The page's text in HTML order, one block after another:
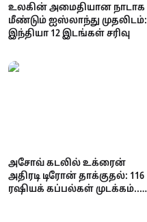
உலகின் அமைதியான நாடாக
மீண்டும் ஐஸ்லாந்து முதலிடம்:
இந்தியா 12 இடங்கள் சரிவு
அசோவ் கடலில் உக்ரைன்
அதிரடி டிரோன் தாக்குதல்: 116
ரஷியக் கப்பல்கள் முடக்கம்..